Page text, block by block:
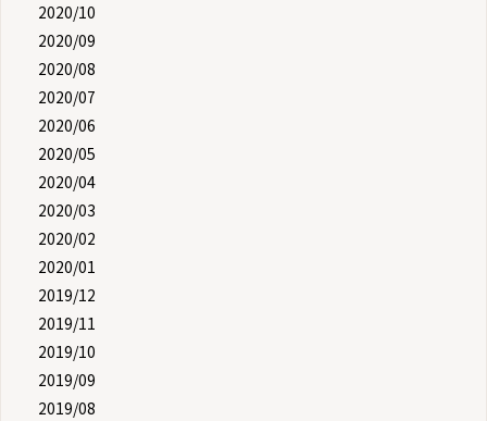
2020/10
2020/09
2020/08
2020/07
2020/06
2020/05
2020/04
2020/03
2020/02
2020/01
2019/12
2019/11
2019/10
2019/09
2019/08